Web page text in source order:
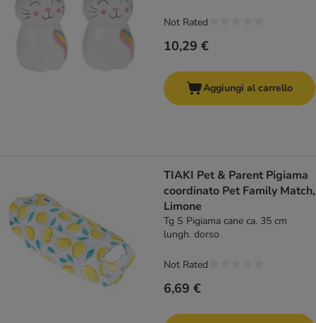
10,29 €
Not Rated
Aggiungi al carrello
TIAKI Pet & Parent Pigiama
coordinato Pet Family Match,
Limone
Tg S Pigiama cane ca. 35 cm
lungh. dorso
6,69 €
Not Rated